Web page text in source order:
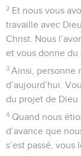
2 Et nous vous
travaille avec
Christ. Nous
et vous donne du
3 Ainsi, personne
d’aujourd’hui.
du projet de Dieu
4 Quand nous
d’avance que
s’est passé, vous